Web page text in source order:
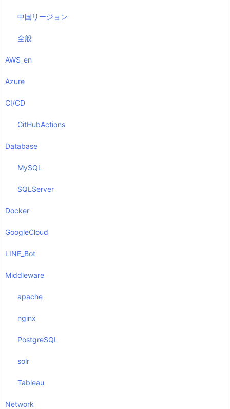
中国リージョン
全般
AWS_en
Azure
CI/CD
GitHubActions
Database
MySQL
SQLServer
Docker
GoogleCloud
LINE_Bot
Middleware
apache
nginx
PostgreSQL
solr
Tableau
Network